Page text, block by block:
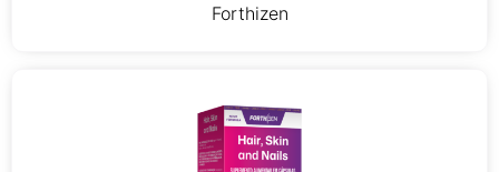
Forthizen